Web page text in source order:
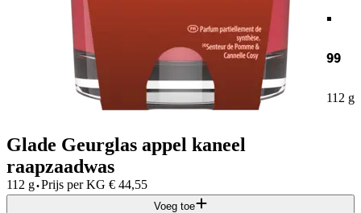
.
99
112 g
Glade Geurglas appel kaneel
raapzaadwas
112 g·Prijs per KG € 44,55
Voeg toe